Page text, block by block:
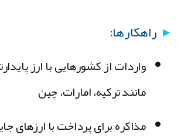
راهکارها:
واردات از کشورهایی با ارز پایدارتر
مانند ترکیه، امارات، چین
مذاکره برای پرداخت با ارزهای